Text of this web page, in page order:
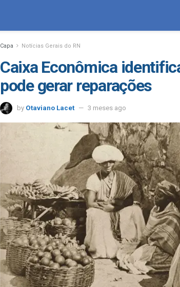
Capa Notícias Gerais do RN
Caixa Econômica
pode gerar reparações
by Otaviano Lacet 3 meses ago